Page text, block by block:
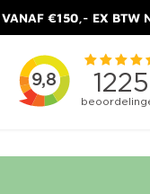
€150,- EX BTW